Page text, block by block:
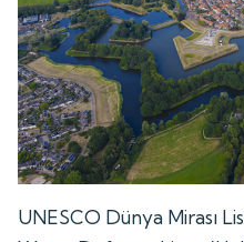
UNESCO Dünya Mirası